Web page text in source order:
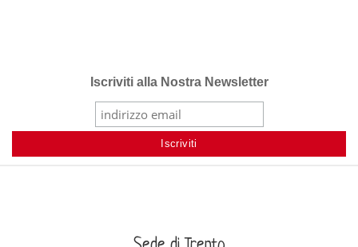
Iscriviti alla Nostra Newsletter